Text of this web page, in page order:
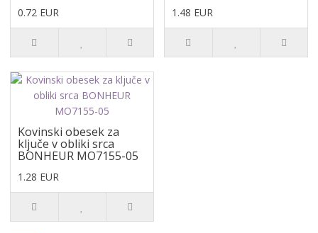
0.72 EUR 1.48 EUR
Kovinski obesek za
ključe v obliki srca
BONHEUR MO7155-05
1.28 EUR